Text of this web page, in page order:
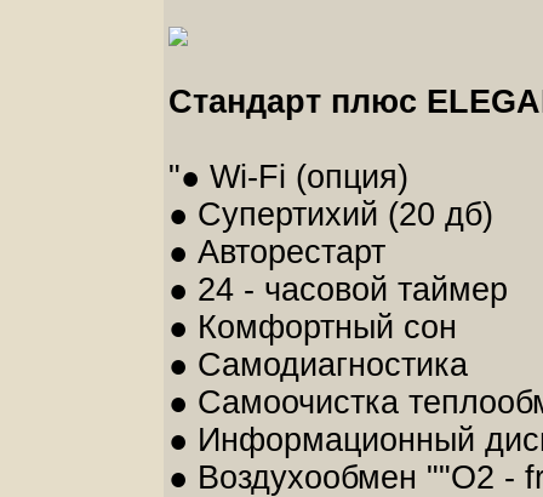
Стандарт плюс
"● Wi-Fi (опция)
● Супертихий (20 дб)
● Авторестарт
● 24 - часовой таймер
● Комфортный сон
● Самодиагностика
● Самоочистка
● Информационный
● Воздухообмен ""О2 -